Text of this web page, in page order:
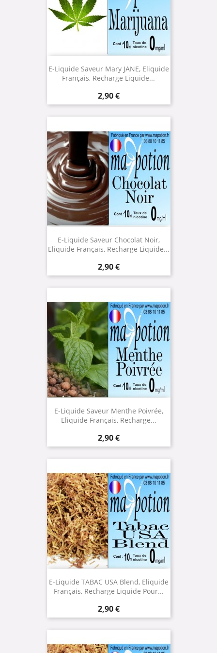
E-Liquide Saveur Mary JANE, Eliquide
Français, Recharge Liquide...
Prix
2,90 €
E-Liquide Saveur Chocolat Noir,
Eliquide Français, Recharge Liquide...
Prix
2,90 €
E-Liquide Saveur Menthe Poivrée,
Eliquide Français, Recharge...
Prix
2,90 €
E-Liquide TABAC USA Blend, Eliquide
Français, Recharge Liquide Pour...
Prix
2,90 €